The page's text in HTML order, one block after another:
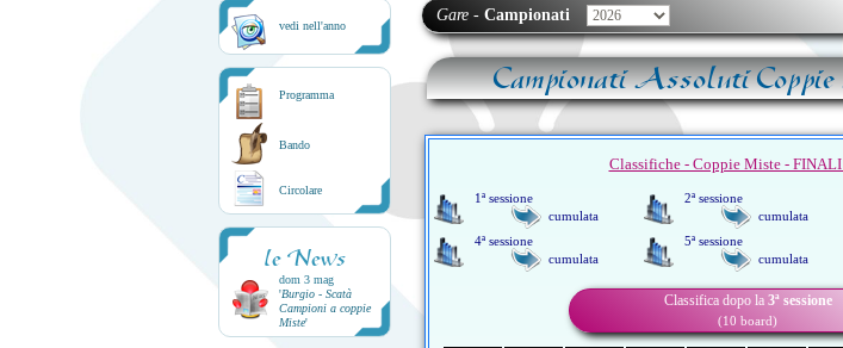
vedi nell'anno
Programma
Bando
Circolare
le News
dom 3 mag
'Burgio - Scatà
Campioni a coppie
Miste'
Gare - Campionati
Campionati Assoluti
Classifiche - Coppie Miste - FINALI
1ª sessione
cumulata
2ª sessione
cumulata
4ª sessione
cumulata
5ª sessione
cumulata
Classifica dopo la 3ª sessione
(10 board)